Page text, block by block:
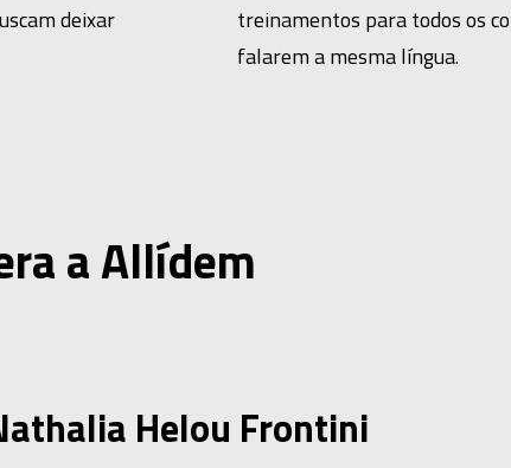
deixar
treinamentos para todos os
falarem a mesma língua.
a Allídem
Helou Frontini